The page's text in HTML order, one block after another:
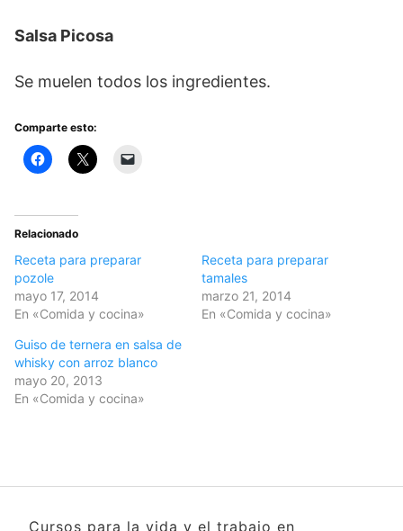
Salsa Picosa
Se muelen todos los ingredientes.
Comparte esto:
Relacionado
Receta para preparar
pozole
mayo 17, 2014
En «Comida y cocina»
Receta para preparar
tamales
marzo 21, 2014
En «Comida y cocina»
Guiso de ternera en salsa de
whisky con arroz blanco
mayo 20, 2013
En «Comida y cocina»
Cursos para la vida y el trabajo en